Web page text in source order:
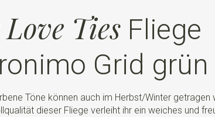
Love Ties Fliege
Grid grün
Töne können auch im Herbst/Winter getragen
dieser Fliege verleiht ihr ein weiches und